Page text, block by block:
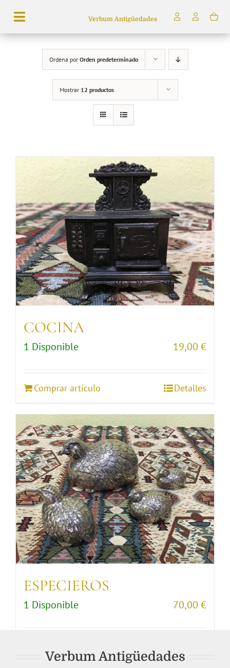
contenido
Toggle
Navigation
productos
Verbum Antigüedades
Ordena por Orden predeterminado
Mostrar 12 productos
COCINA
1 Disponible 19,00 €
Comprar artículo Detalles
ESPECIEROS
1 Disponible 70,00 €
Verbum Antigüedades